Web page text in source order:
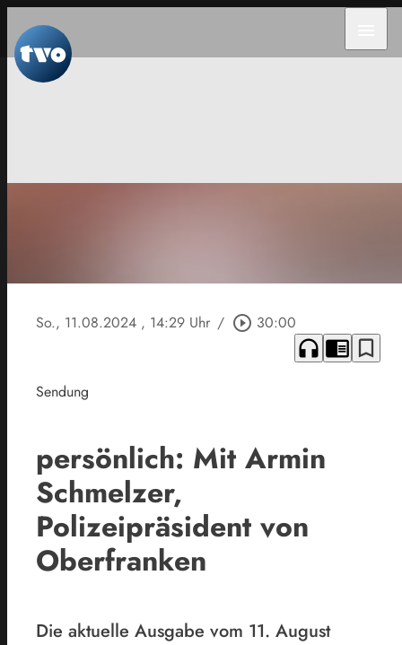
So., 11.08.2024 , 14:29 Uhr / play_circle_outline 30:00
headphones chrome_reader_mode bookmark_border
Sendung
persönlich: Mit Armin
Schmelzer,
Polizeipräsident von
Oberfranken
Die aktuelle Ausgabe vom 11. August